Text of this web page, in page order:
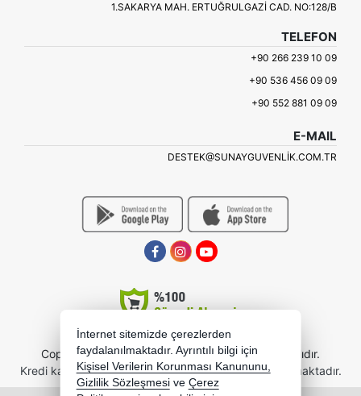
1.SAKARYA MAH. ERTUĞRULGAZI CAD. NO:128/B
TELEFON
+90 266 239 10 09
+90 536 456 09 09
+90 552 881 09 09
E-MAIL
DESTEK@SUNAYGUVENLIK.COM.TR
Copyright 2026 sunayb2b.com - Tüm hakları saklıdır.
Kredi kartı bilgileriniz 256bit SSL sertifikası ile korunmaktadır.
İnternet sitemizde çerezlerden
faydalanılmaktadır. Ayrıntılı bilgi için
Kişisel Verilerin Korunması Kanununu,
Gizlilik Sözleşmesi ve Çerez